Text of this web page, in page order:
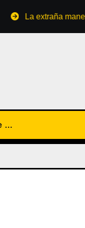
La extraña manera de
…